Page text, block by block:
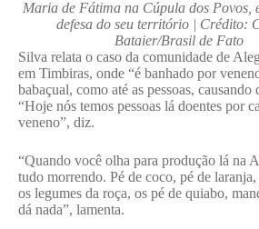
Maria de Fátima na Cúpula dos Povos,
defesa do seu território | Crédito:
Bataier/Brasil de Fato
Silva relata o caso da comunidade de
em Timbiras, onde “é banhado por
babaçual, como até as pessoas, causando
“Hoje nós temos pessoas lá doentes por
veneno”, diz.
“Quando você olha para produção lá na
tudo morrendo. Pé de coco, pé de laranja,
os legumes da roça, os pé de quiabo,
dá nada”, lamenta.